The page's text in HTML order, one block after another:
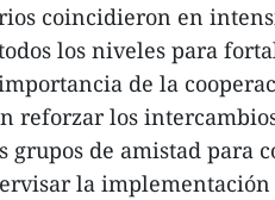
coincidieron en
los niveles para
de la
reforzar los
grupos de amistad para
la